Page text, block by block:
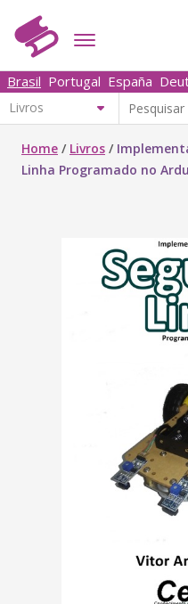
Brasil Portugal España
Home / Livros /
Linha Programado no